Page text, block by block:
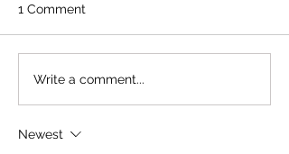
1 Comment
Write a comment...
Newest